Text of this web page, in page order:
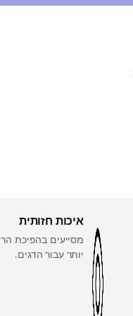
איכות חזותית
מסייעים בהפיכת
יותר עבור הדגים.